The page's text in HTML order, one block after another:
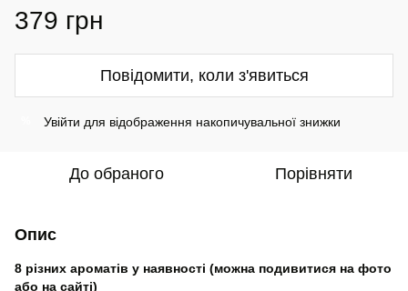
379 грн
Повідомити, коли з'явиться
Увійти для відображення накопичувальної знижки
До обраного Порівняти
Опис
8 різних ароматів у наявності (можна подивитися на фото
або на сайті)